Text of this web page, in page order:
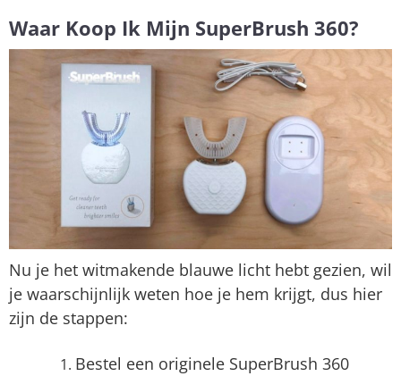
Waar Koop Ik Mijn SuperBrush 360?
Nu je het witmakende blauwe licht hebt gezien, wil
je waarschijnlijk weten hoe je hem krijgt, dus hier
zijn de stappen:
Bestel een originele SuperBrush 360